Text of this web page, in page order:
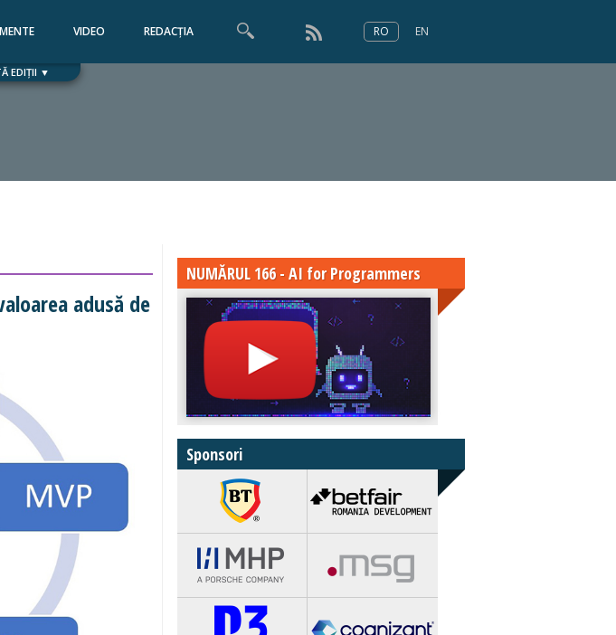
VIDEO REDACȚIA RO EN
EDIȚII ▼
adusă de
NUMĂRUL 166 - AI for Programmers
Sponsori